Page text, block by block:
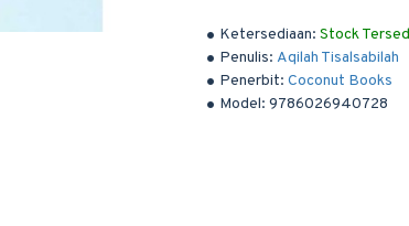
Ketersediaan: Stock
Penulis: Aqilah Tisalsabilah
Penerbit: Coconut Books
Model: 9786026940728